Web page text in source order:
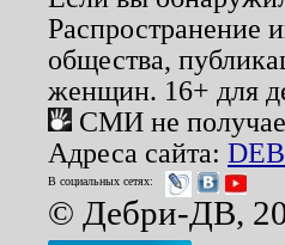
Распространение
общества,
женщин. 16+ для
СМИ не
Адреса сайта:
В социальных сетях:
© Дебри-ДВ,